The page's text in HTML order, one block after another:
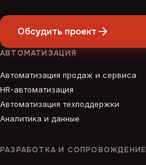
Обсудить проект
АВТОМАТИЗАЦИЯ
Автоматизация продаж и сервиса
HR-автоматизация
Автоматизация техподдержки
Аналитика и данные
РАЗРАБОТКА И СОПРОВОЖДЕНИЕ